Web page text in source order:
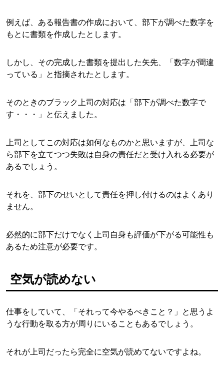
例えば、ある報告書の作成において、部下が調べた数字を
もとに書類を作成したとします。
しかし、その完成した書類を提出した矢先、「数字が間違
っている」と指摘されたとします。
そのときのブラック上司の対応は「部下が調べた数字で
す・・・」と伝えました。
上司としてこの対応は如何なものかと思いますが、上司な
ら部下を立てつつ失敗は自身の責任だと受け入れる必要が
あるでしょう。
それを、部下のせいとして責任を押し付けるのはよくあり
ません。
必然的に部下だけでなく上司自身も評価が下がる可能性も
あるため注意が必要です。
空気が読めない
仕事をしていて、「それって今やるべきこと？」と思うよ
うな行動を取る方が周りにいることもあるでしょう。
それが上司だったら完全に空気が読めてないですよね。